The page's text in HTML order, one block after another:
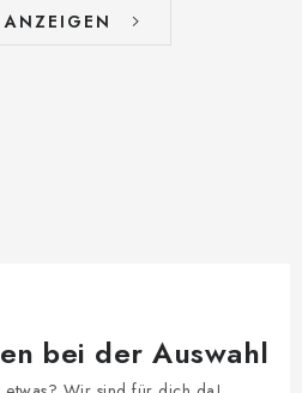
bei der Auswahl